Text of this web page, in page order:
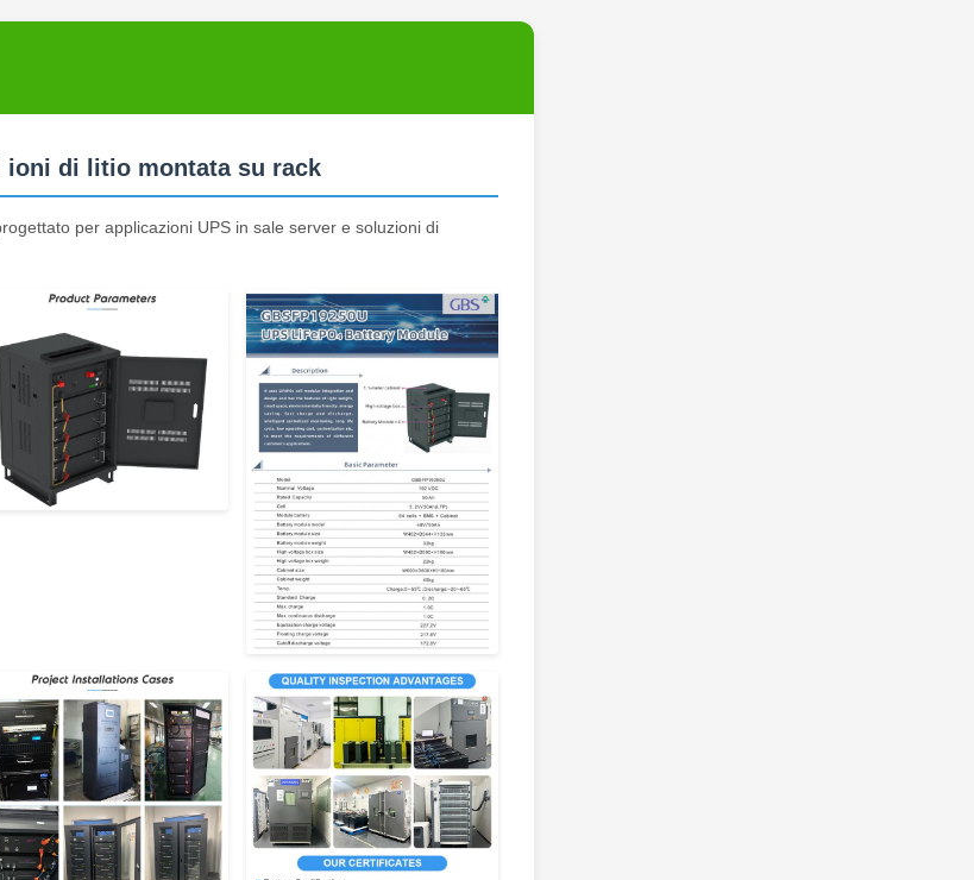
ioni di litio montata su rack
per applicazioni UPS in sale server e soluzioni di